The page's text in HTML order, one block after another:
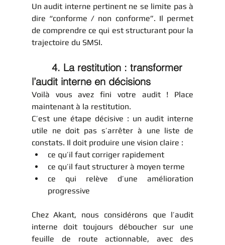
Un audit interne pertinent ne se limite pas à
dire “conforme / non conforme”. Il permet
de comprendre ce qui est structurant pour la
trajectoire du SMSI.
l’audit interne en décisions
Voilà vous avez fini votre audit ! Place
maintenant à la restitution.
C’est une étape décisive : un audit interne
utile ne doit pas s’arrêter à une liste de
constats. Il doit produire une vision claire :
ce qu’il faut corriger rapidement
ce qu’il faut structurer à moyen terme
ce qui relève d’une amélioration
progressive
Chez Akant, nous considérons que l’audit
interne doit toujours déboucher sur une
feuille de route actionnable, avec des